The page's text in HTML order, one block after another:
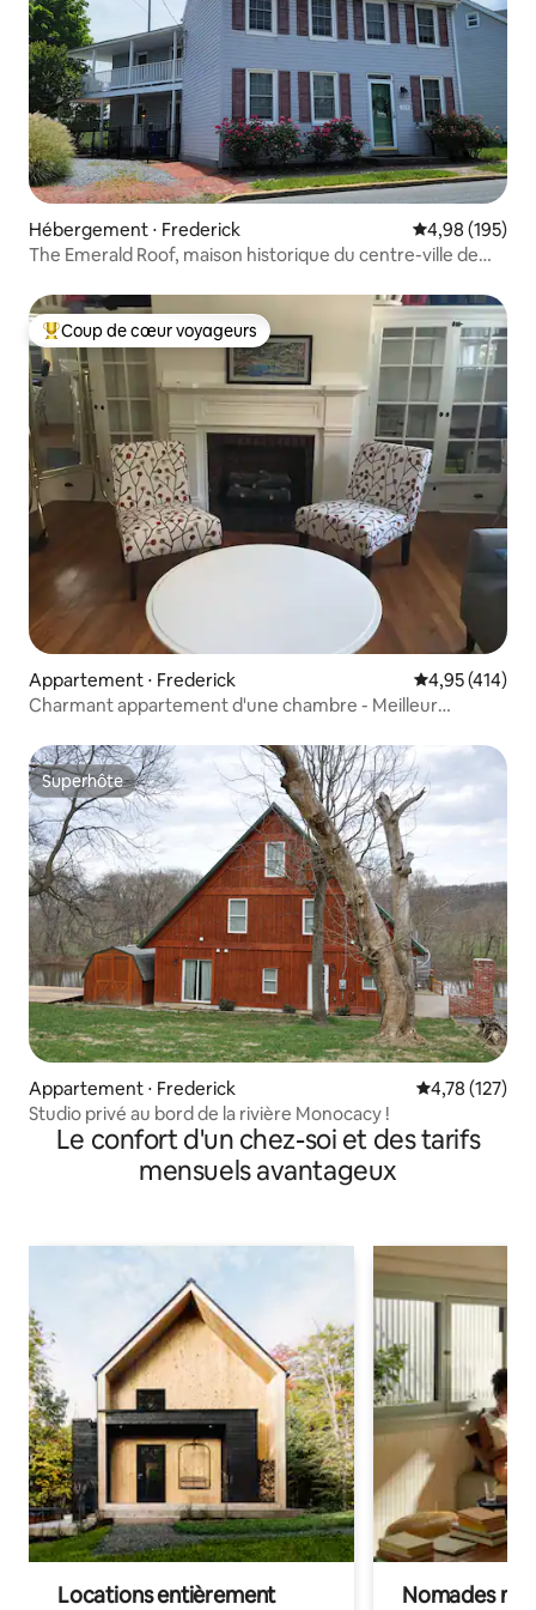
Hébergement ⋅ Frederick Évaluation
4,98 (195)
The Emerald Roof, maison historique du centre-ville de
Coups de cœur voyageurs les plus appréciés
Coup de cœur voyageurs
Appartement ⋅ Frederick Évaluation
4,95 (414)
Charmant appartement d'une chambre - Meilleur
Superhôte
Superhôte
Appartement ⋅ Frederick Évaluation
4,78 (127)
Studio privé au bord de la rivière Monocacy !
Le confort d'un chez-soi et des tarifs
mensuels avantageux
Locations entièrement Nomades